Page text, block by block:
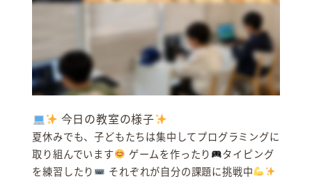
今日の教室の様子
夏休みでも、子どもたちは集中してプログラミングに
取り組んでいます
ゲームを作ったり
タイピング
を練習したり
それぞれが自分の課題に挑戦中